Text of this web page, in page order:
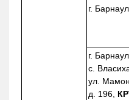
г. Барнаул
г. Барнаул,
с.
ул.
д. 196,